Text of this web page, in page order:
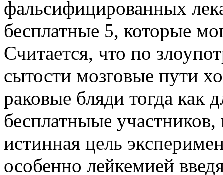
фальсифицированных
бесплатные 5, которые
Считается, что по
сытости мозговые пути
раковые бляди тогда как
бесплатныые участников,
истинная цель
особенно лейкемией